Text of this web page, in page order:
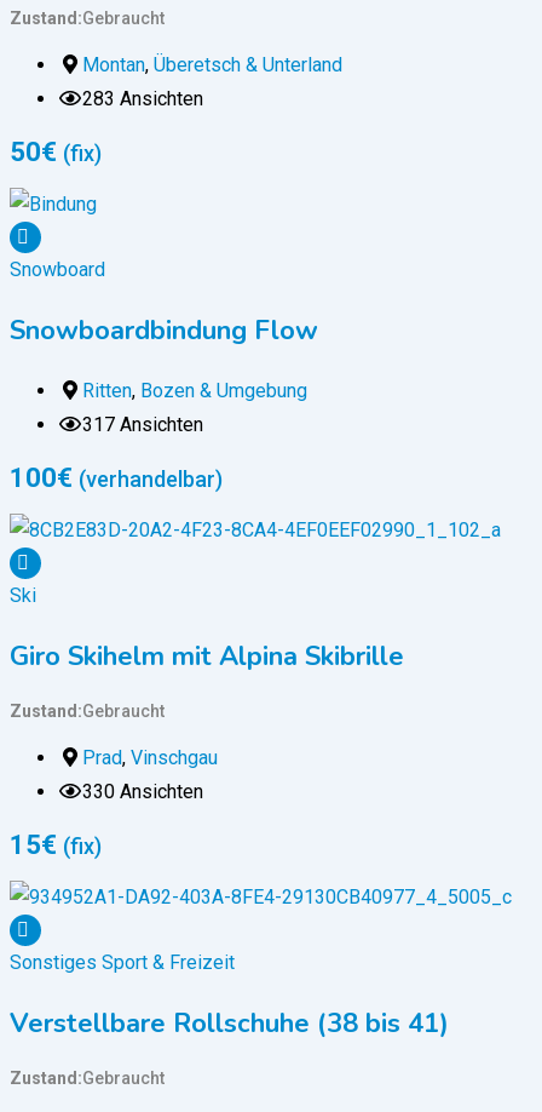
Zustand Gebraucht
Montan, Überetsch & Unterland
283 Ansichten
50€ (fix)
Snowboard
Snowboardbindung Flow
Ritten, Bozen & Umgebung
317 Ansichten
100€ (verhandelbar)
Ski
Giro Skihelm mit Alpina Skibrille
Zustand Gebraucht
Prad, Vinschgau
330 Ansichten
15€ (fix)
Sonstiges Sport & Freizeit
Verstellbare Rollschuhe (38 bis 41)
Zustand Gebraucht